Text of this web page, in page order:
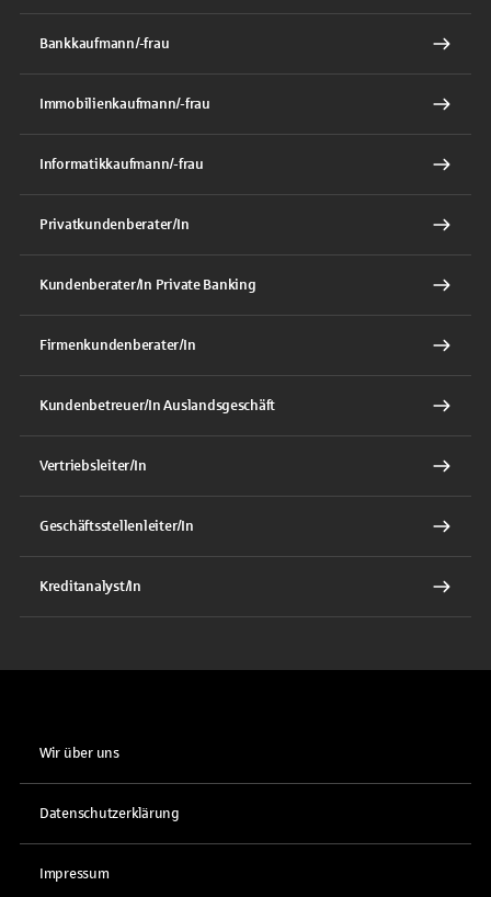
Bankkaufmann/-frau
Immobilienkaufmann/-frau
Informatikkaufmann/-frau
Privatkundenberater/In
Kundenberater/In Private Banking
Firmenkundenberater/In
Kundenbetreuer/In Auslandsgeschäft
Vertriebsleiter/In
Geschäftsstellenleiter/In
Kreditanalyst/In
Wir über uns
Datenschutzerklärung
Impressum